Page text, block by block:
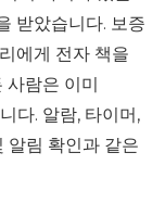
받았습니다. 보증
에게 전자 책을
람은 이미
다. 알람, 타이머,
림 확인과 같은